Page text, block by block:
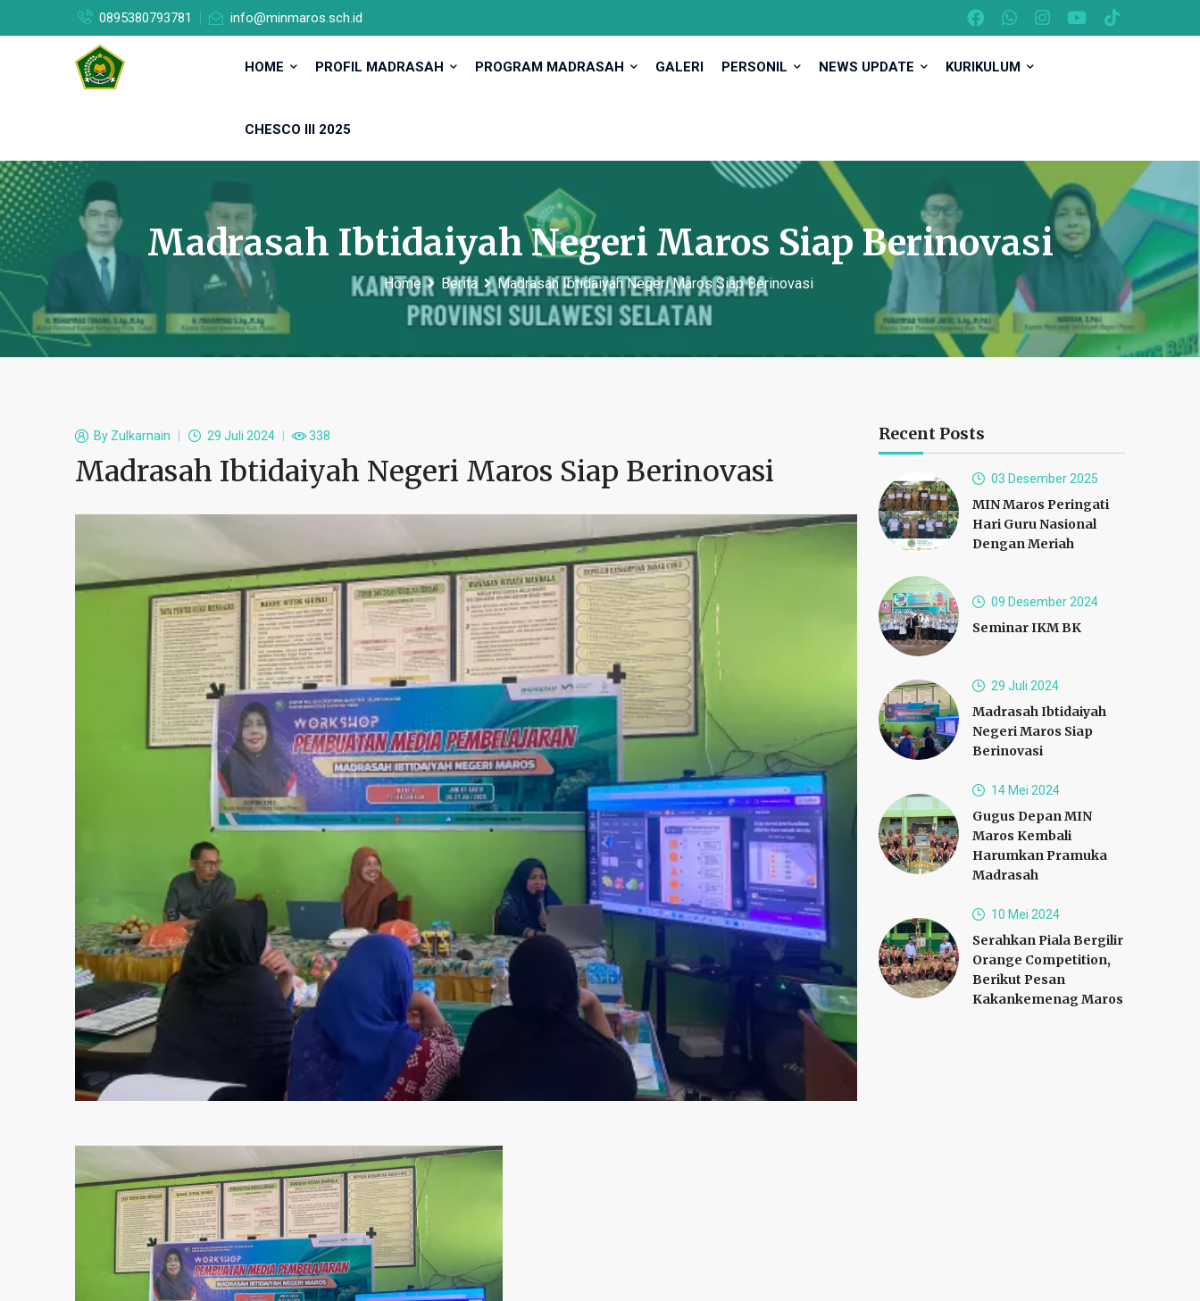
0895380793781 info@minmaros.sch.id
HOME PROFIL MADRASAH PROGRAM MADRASAH GALERI PERSONIL NEWS UPDATE KURIKULUM
CHESCO III 2025
Madrasah Ibtidaiyah Negeri Maros Siap Berinovasi
Home Berita Madrasah Ibtidaiyah Negeri Maros Siap Berinovasi
By Zulkarnain 29 Juli 2024 338
Madrasah Ibtidaiyah Negeri Maros Siap Berinovasi
Recent Posts
03 Desember 2025
MIN Maros Peringati
Hari Guru Nasional
Dengan Meriah
09 Desember 2024
Seminar IKM BK
29 Juli 2024
Madrasah Ibtidaiyah
Negeri Maros Siap
Berinovasi
14 Mei 2024
Gugus Depan MIN
Maros Kembali
Harumkan Pramuka
Madrasah
10 Mei 2024
Serahkan Piala Bergilir
Orange Competition,
Berikut Pesan
Kakankemenag Maros